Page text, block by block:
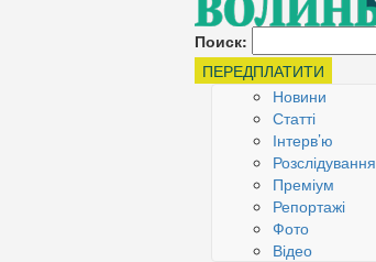
Поиск:
ПЕРЕДПЛАТИТИ
Новини
Статті
Інтерв’ю
Розслідування
Преміум
Репортажі
Фото
Відео